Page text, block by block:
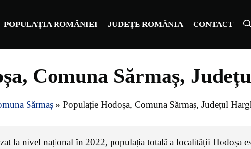
POPULAȚIA ROMÂNIEI JUDEȚE ROMÂNIA CONTACT
Comuna Sărmaș,
Sărmaș » Populație Hodoșa, Comuna Sărmaș, Județul
la nivel național în 2022, populația totală a localității Hodoșa